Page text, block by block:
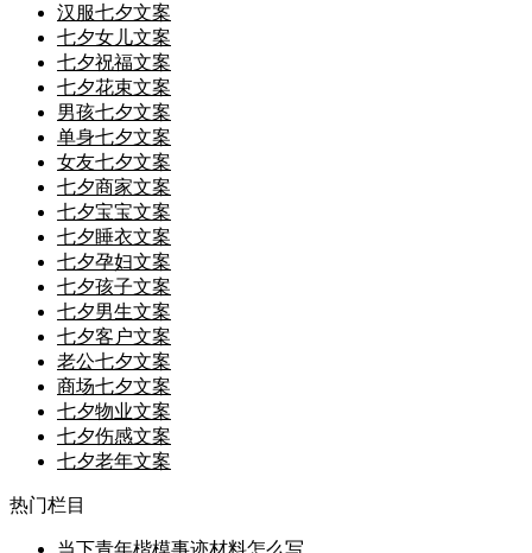
汉服七夕文案
七夕女儿文案
七夕祝福文案
七夕花束文案
男孩七夕文案
单身七夕文案
女友七夕文案
七夕商家文案
七夕宝宝文案
七夕睡衣文案
七夕孕妇文案
七夕孩子文案
七夕男生文案
七夕客户文案
老公七夕文案
商场七夕文案
七夕物业文案
七夕伤感文案
七夕老年文案
热门栏目
当下青年楷模事迹材料怎么写